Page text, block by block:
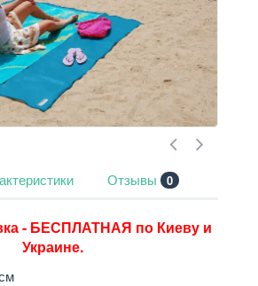
Отзывы 0
- БЕСПЛАТНАЯ по Киеву и
Украине.